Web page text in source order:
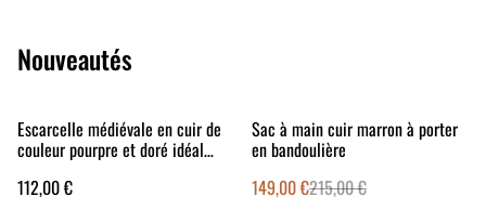
Nouveautés
Escarcelle médiévale en cuir de
couleur pourpre et doré idéal
autres
112,00 €
%
Sac à main cuir marron à porter
en bandoulière
149,00 €215,00 €